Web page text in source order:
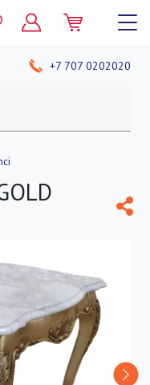
+7 707 0202020